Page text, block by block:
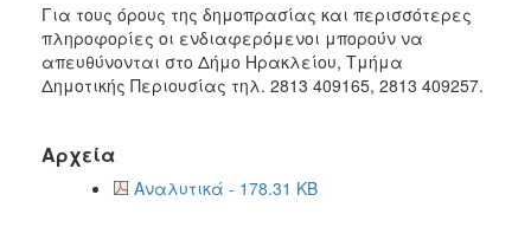
Για τους όρους της δημοπρασίας και περισσότερες
πληροφορίες οι ενδιαφερόμενοι μπορούν να
απευθύνονται στο Δήμο Ηρακλείου, Τμήμα
Δημοτικής Περιουσίας τηλ. 2813 409165, 2813 409257.
Αρχεία
Αναλυτικά - 178.31 KB